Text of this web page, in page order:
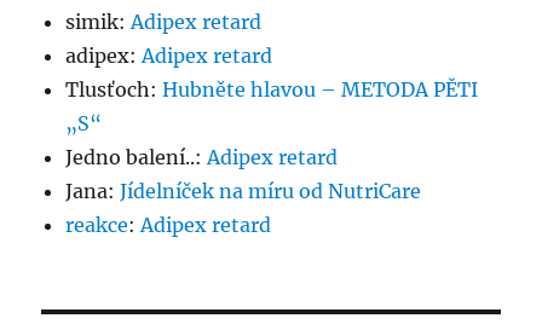
simik:Adipex retard
adipex:Adipex retard
Tlusťoch:Hubněte hlavou – METODA PĚTI
„S“
Jedno balení..:Adipex retard
Jana:Jídelníček na míru od NutriCare
reakce:Adipex retard